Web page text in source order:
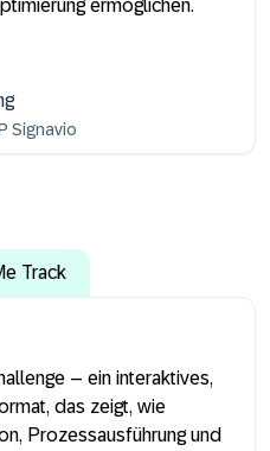
ermöglichen.
Signavio
Track
– ein interaktives,
das zeigt, wie
Prozessausführung und